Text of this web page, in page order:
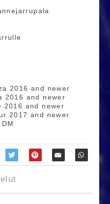
2016 and newer
2016 and newer
2016 and newer
2017 and newer